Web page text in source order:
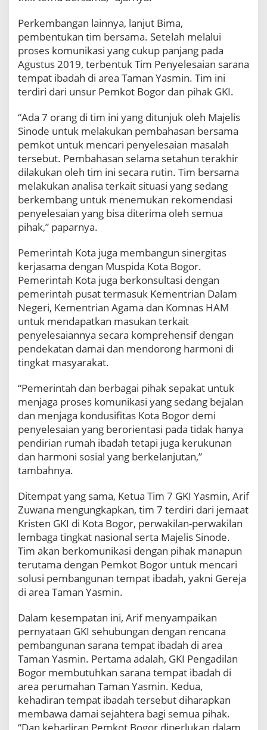
n
Perkembangan lainnya, lanjut Bima,
pembentukan tim bersama. Setelah melalui
proses komunikasi yang cukup panjang pada
Agustus 2019, terbentuk Tim Penyelesaian sarana
tempat ibadah di area Taman Yasmin. Tim ini
terdiri dari unsur Pemkot Bogor dan pihak GKI.
“Ada 7 orang di tim ini yang ditunjuk oleh Majelis
Sinode untuk melakukan pembahasan bersama
pemkot untuk mencari penyelesaian masalah
tersebut. Pembahasan selama setahun terakhir
dilakukan oleh tim ini secara rutin. Tim bersama
melakukan analisa terkait situasi yang sedang
berkembang untuk menemukan rekomendasi
penyelesaian yang bisa diterima oleh semua
pihak,” paparnya.
Pemerintah Kota juga membangun sinergitas
kerjasama dengan Muspida Kota Bogor.
Pemerintah Kota juga berkonsultasi dengan
pemerintah pusat termasuk Kementrian Dalam
Negeri, Kementrian Agama dan Komnas HAM
untuk mendapatkan masukan terkait
penyelesaiannya secara komprehensif dengan
pendekatan damai dan mendorong harmoni di
tingkat masyarakat.
“Pemerintah dan berbagai pihak sepakat untuk
menjaga proses komunikasi yang sedang bejalan
dan menjaga kondusifitas Kota Bogor demi
penyelesaian yang berorientasi pada tidak hanya
pendirian rumah ibadah tetapi juga kerukunan
dan harmoni sosial yang berkelanjutan,”
tambahnya.
Ditempat yang sama, Ketua Tim 7 GKI Yasmin, Arif
Zuwana mengungkapkan, tim 7 terdiri dari jemaat
Kristen GKI di Kota Bogor, perwakilan-perwakilan
lembaga tingkat nasional serta Majelis Sinode.
Tim akan berkomunikasi dengan pihak manapun
terutama dengan Pemkot Bogor untuk mencari
solusi pembangunan tempat ibadah, yakni Gereja
di area Taman Yasmin.
Dalam kesempatan ini, Arif menyampaikan
pernyataan GKI sehubungan dengan rencana
pembangunan sarana tempat ibadah di area
Taman Yasmin. Pertama adalah, GKI Pengadilan
Bogor membutuhkan sarana tempat ibadah di
area perumahan Taman Yasmin. Kedua,
kehadiran tempat ibadah tersebut diharapkan
membawa damai sejahtera bagi semua pihak.